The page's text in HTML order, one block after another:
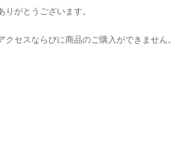
がとうございます。
セスならびに商品のご購入ができません。